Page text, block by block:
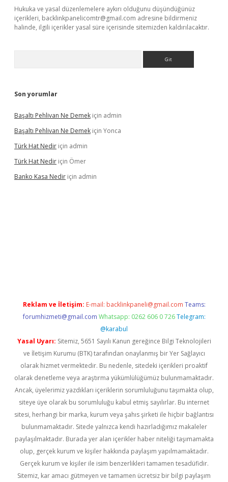
Hukuka ve yasal düzenlemelere aykırı olduğunu düşündüğünüz
içerikleri, backlinkpanelicomtr@gmail.com adresine bildirmeniz
halinde, ilgili içerikler yasal süre içerisinde sitemizden kaldırılacaktır.
Son yorumlar
Başaltı Pehlivan Ne Demek için admin
Başaltı Pehlivan Ne Demek için Yonca
Türk Hat Nedir için admin
Türk Hat Nedir için Ömer
Banko Kasa Nedir için admin
Reklam ve İletişim: E-mail: backlinkpaneli@gmail.com Teams:
forumhizmeti@gmail.com Whatsapp: 0262 606 0 726 Telegram:
@karabul
Yasal Uyarı: Sitemiz, 5651 Sayılı Kanun gereğince Bilgi Teknolojileri
ve İletişim Kurumu (BTK) tarafından onaylanmış bir Yer Sağlayıcı
olarak hizmet vermektedir. Bu nedenle, sitedeki içerikleri proaktif
olarak denetleme veya araştırma yükümlülüğümüz bulunmamaktadır.
Ancak, üyelerimiz yazdıkları içeriklerin sorumluluğunu taşımakta olup,
siteye üye olarak bu sorumluluğu kabul etmiş sayılırlar. Bu internet
sitesi, herhangi bir marka, kurum veya şahıs şirketi ile hiçbir bağlantısı
bulunmamaktadır. Sitede yalnızca kendi hazırladığımız makaleler
paylaşılmaktadır. Burada yer alan içerikler haber niteliği taşımamakta
olup, gerçek kurum ve kişiler hakkında paylaşım yapılmamaktadır.
Gerçek kurum ve kişiler ile isim benzerlikleri tamamen tesadüfidir.
Sitemiz, kar amacı gütmeyen ve tamamen ücretsiz bir bilgi paylaşım